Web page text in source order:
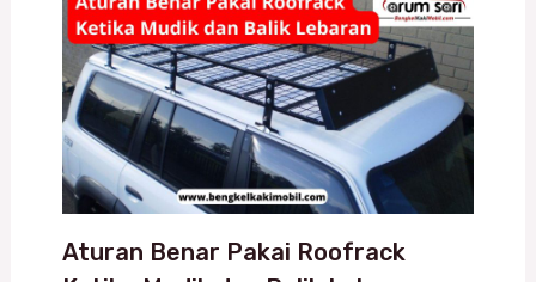
Aturan Benar Pakai Roofrack